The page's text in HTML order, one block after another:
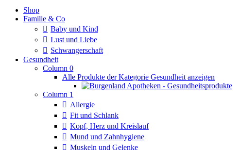
Shop
Familie & Co
Baby und Kind
Lust und Liebe
Schwangerschaft
Gesundheit
Column 0
Alle Produkte der Kategorie Gesundheit anzeigen
Column 1
Allergie
Fit und Schlank
Kopf, Herz und Kreislauf
Mund und Zahnhygiene
Muskeln und Gelenke